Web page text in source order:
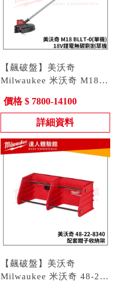
【飆破盤】美沃奇
Milwaukee 米沃奇 M18
碳刷割草機 M18BLLT 割
價格 $ 7800-14100
詳細資料
【飆破盤】美沃奇
Milwaukee 米沃奇 48-22-